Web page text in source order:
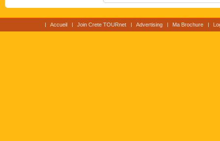
Accueil Join Crete TOURnet Advertising Ma Brochure